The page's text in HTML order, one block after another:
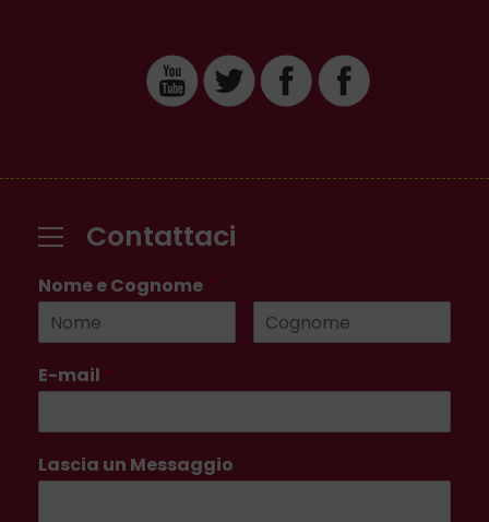
Contattaci
Nome e Cognome *
E-mail *
Lascia un Messaggio